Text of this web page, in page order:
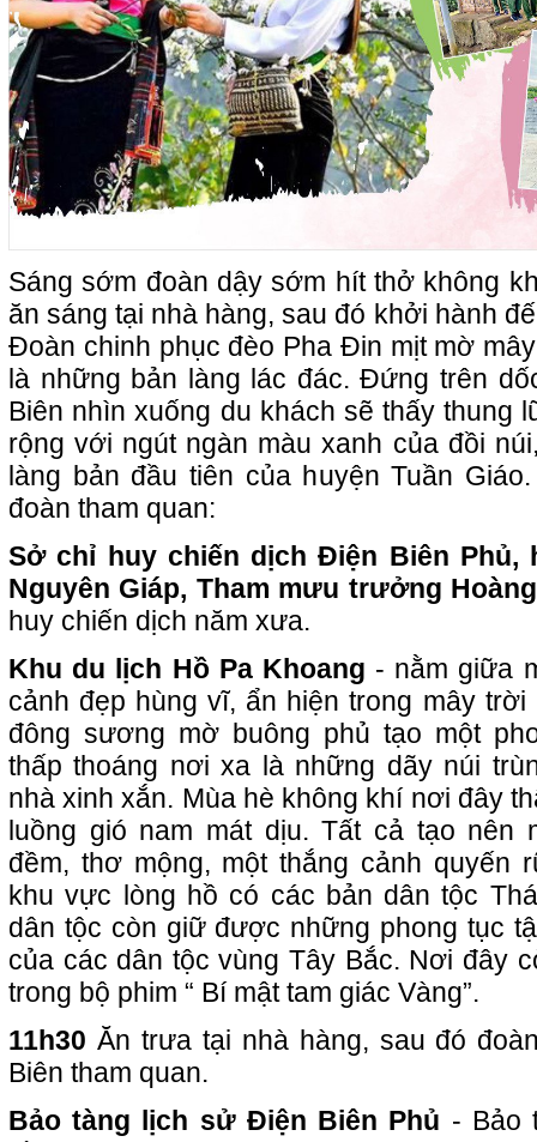
Sáng sớm đoàn dậy sớm hít thở không
ăn sáng tại nhà hàng, sau đó khởi hành
Đoàn chinh phục đèo Pha Đin mịt mờ
là những bản làng lác đác. Đứng trên
Biên nhìn xuống du khách sẽ thấy thung
rộng với ngút ngàn màu xanh của đồi
làng bản đầu tiên của huyện Tuần
đoàn tham quan:
Sở chỉ huy chiến dịch Điện Biên Phủ,
Nguyên Giáp, Tham mưu trưởng
huy chiến dịch năm xưa.
Khu du lịch Hồ Pa Khoang - nằm giữa
cảnh đẹp hùng vĩ, ẩn hiện trong mây
đông sương mờ buông phủ tạo một
thấp thoáng nơi xa là những dãy núi
nhà xinh xắn. Mùa hè không khí nơi đây
luồng gió nam mát dịu. Tất cả tạo nên
đềm, thơ mộng, một thắng cảnh quyến
khu vực lòng hồ có các bản dân tộc
dân tộc còn giữ được những phong tục
của các dân tộc vùng Tây Bắc. Nơi đây
trong bộ phim “ Bí mật tam giác Vàng”.
11h30 Ăn trưa tại nhà hàng, sau đó
Biên tham quan.
Bảo tàng lịch sử Điện Biên Phủ - Bảo